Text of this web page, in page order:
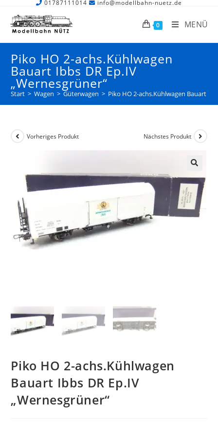
01787111014 info@modellbahn-nuetz.de
0 MENÜ
Piko HO 2-achs.Kühlwagen
Bauart Ibbs DR Ep.IV
„Wernesgrüner“
Start > Wagen > Güterwagen > Piko HO 2-achs.Kühlwagen Bauart
Vorheriges Produkt Nächstes Produkt
Piko HO 2-achs.Kühlwagen
Bauart Ibbs DR Ep.IV
„Wernesgrüner“